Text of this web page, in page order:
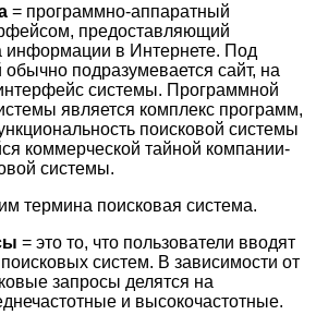
= программно-аппаратный
предоставляющий
информации в Интернете. Под
подразумевается сайт, на
системы. Программной
является комплекс программ,
поисковой системы
коммерческой тайной компании-
системы.
термина поисковая система.
= это то, что пользователи вводят
систем. В зависимости от
запросы делятся на
и высокочастотные.